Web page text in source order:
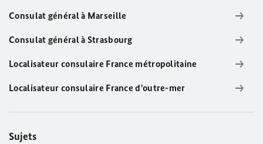
Consulat général à Marseille
Consulat général à Strasbourg
Localisateur consulaire France métropolitaine
Localisateur consulaire France d'outre-mer
Sujets